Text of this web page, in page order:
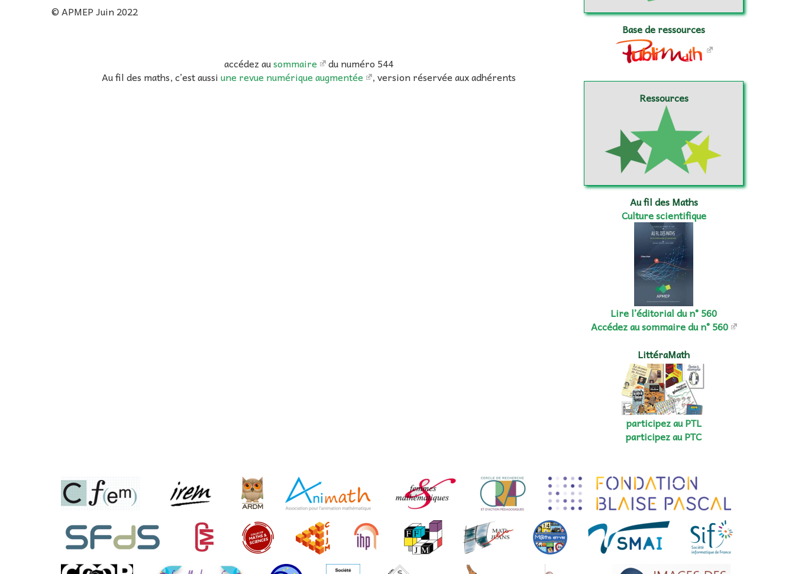
© APMEP Juin 2022
accédez ausommaire
du numéro 544
Au fil des maths, c’est aussiune revue numérique augmentée , version réservée aux adhérents
Base de ressources
Ressources
Au fil des Maths
Culture scientifique
Lire l’éditorial du n° 560
Accédez au sommaire du n° 560
LittéraMath
participez au PTL
participez au PTC